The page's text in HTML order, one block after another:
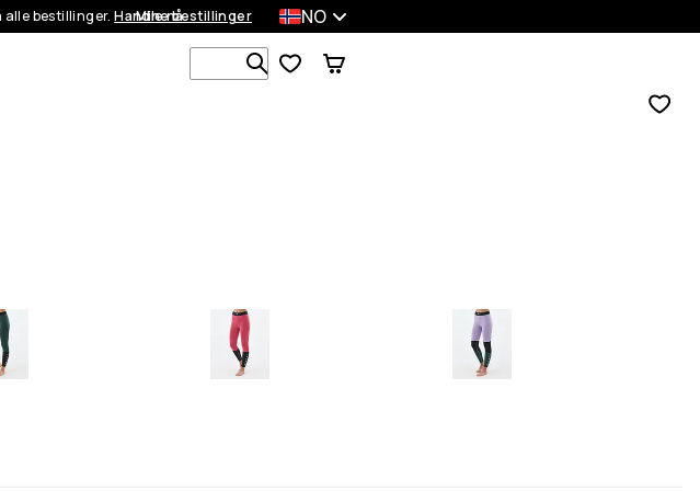
alle bestillinger.Handle nå
Mine bestillinger NO
Søk blant 1 000+ produkter